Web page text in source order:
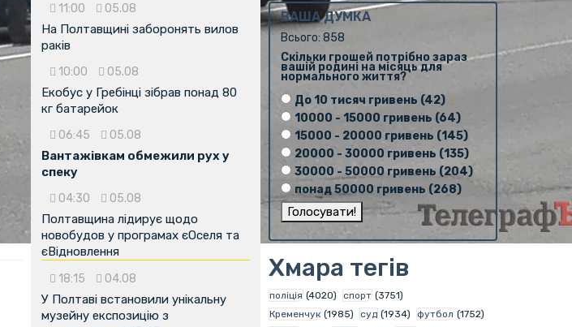
11:00 05.08
На Полтавщині заборонять вилов
раків
10:00 05.08
Екобус у Гребінці зібрав понад 80
кг батарейок
06:45 05.08
Вантажівкам обмежили рух у
спеку
04:30 05.08
Полтавщина лідирує щодо
новобудов у програмах єОселя та
єВідновлення
18:15 04.08
У Полтаві встановили унікальну
музейну експозицію з
ВАША ДУМКА
Всього: 858
Скільки грошей потрібно зараз
вашій родині на місяць для
нормального життя?
До 10 тисяч гривень (42)
10000 - 15000 гривень (64)
15000 - 20000 гривень (145)
20000 - 30000 гривень (135)
30000 - 50000 гривень (204)
понад 50000 гривень (268)
Хмара тегів
поліція (4020) спорт (3751)
Кременчук (1985) суд (1934) футбол (1752)